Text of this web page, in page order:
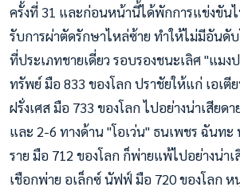
ครั้งที่ 31 และก่อนหน้านี้ได้พักการแข่งขัน
รับการผ่าตัดรักษาไหล่ซ้าย ทำให้ไม่มีอัน
ที่ประเภทชายเดี่ยว รอบรองชนะเลิศ "แม
ทรัพย์ มือ 833 ของโลก ปราชัยให้แก่ เอเตี
ฝรั่งเศส มือ 733 ของโลก ไปอย่างน่าเสียด
และ 2-6 ทางด้าน "โอเว่น" ธนเพชร ฉันท
ราย มือ 712 ของโลก ก็พ่ายแพ้ไปอย่างน่า
เชือกพ่าย อเล็กซ์ นัฟฟ์ มือ 720 ของโลก ห